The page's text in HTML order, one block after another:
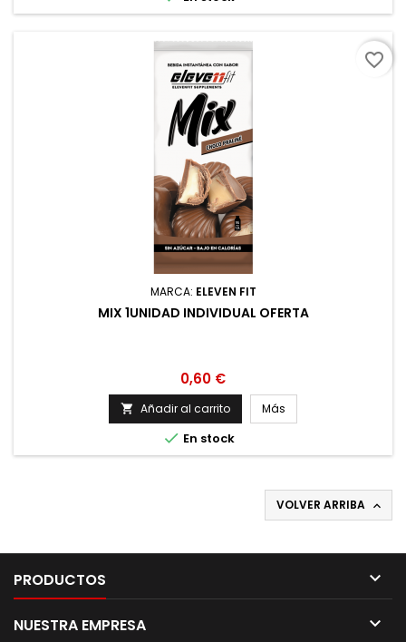
MARCA: ELEVEN FIT
MIX 1UNIDAD INDIVIDUAL OFERTA
Precio
0,60 €
 Añadir al carrito Más
 En stock
favorite_border
VOLVER ARRIBA 
PRODUCTOS 
NUESTRA EMPRESA 